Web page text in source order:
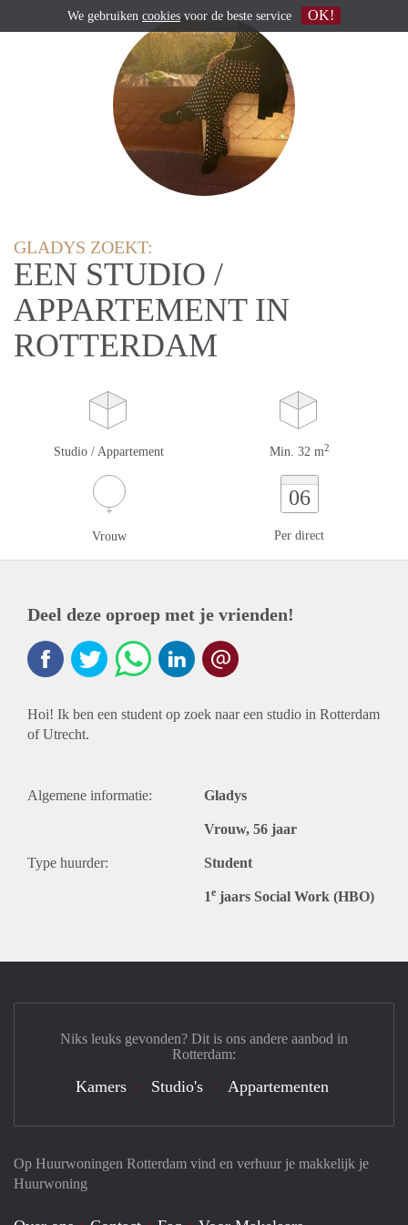
GLADYS ZOEKT:
EEN STUDIO /
APPARTEMENT IN
ROTTERDAM
Studio / Appartement Min. 32 m2
Vrouw
06
Per direct
Deel deze oproep met je vrienden!
Hoi! Ik ben een student op zoek naar een studio in Rotterdam
of Utrecht.
Algemene informatie: Gladys
Vrouw, 56 jaar
Type huurder: Student
1e jaars Social Work (HBO)
Op Huurwoningen Rotterdam vind en verhuur je makkelijk je
Huurwoning
Niks leuks gevonden? Dit is ons andere aanbod in
Rotterdam:
Kamers Studio's Appartementen
We gebruiken cookies voor de beste service OK!